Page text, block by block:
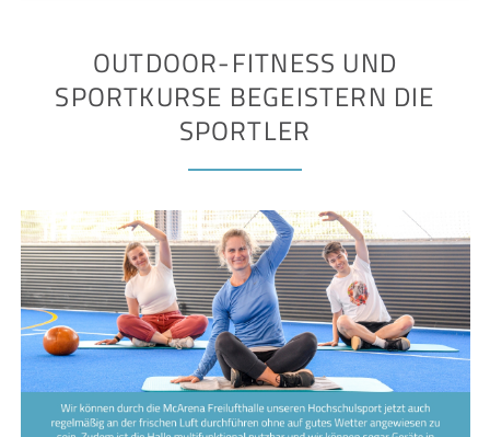
OUTDOOR-FITNESS UND
SPORTKURSE BEGEISTERN DIE
SPORTLER